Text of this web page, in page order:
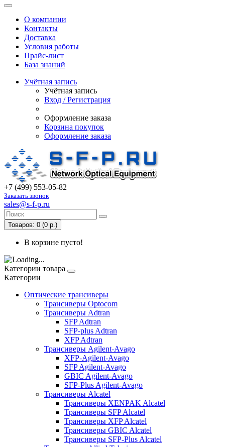
О компании
Контакты
Доставка
Условия работы
Прайс-лист
База знаний
Учётная запись
Учётная запись
Вход / Регистрация
Оформление заказа
Корзина покупок
Оформление заказа
+7 (499) 553-05-82
Заказать звонок
sales@s-f-p.ru
Товаров: 0 (0 р.)
В корзине пусто!
Категории товара
Категории
Оптические трансиверы
Трансиверы Optocom
Трансиверы Adtran
SFP Adtran
SFP-plus Adtran
XFP Adtran
Трансиверы Agilent-Avago
XFP-Agilent-Avago
SFP Agilent-Avago
GBIC Agilent-Avago
SFP-Plus Agilent-Avago
Трансиверы Alcatel
Трансиверы XENPAK Alcatel
Трансиверы SFP Alcatel
Трансиверы XFP Alcatel
Трансиверы GBIC Alcatel
Трансиверы SFP-Plus Alcatel